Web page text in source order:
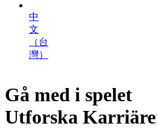
中
文
（台
灣）
Gå med i spelet
Utforska